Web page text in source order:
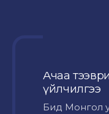
Ачаа
үйлчилгээ
Бид Монгол